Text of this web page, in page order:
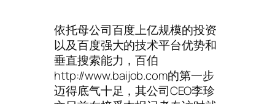
依托母公司百度上亿规模的投资
以及百度强大的技术平台优势和
垂直搜索能力，百伯
http://www.baijob.com的第一步
迈得底气十足，其公司CEO李珍